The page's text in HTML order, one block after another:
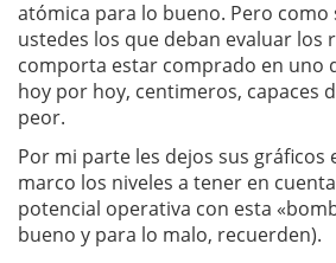
atómica para lo bueno. Pero como
ustedes los que deban evaluar los
comporta estar comprado en uno
hoy por hoy, centimeros, capaces
peor.
Por mi parte les dejos sus gráficos
marco los niveles a tener en
potencial operativa con esta
bueno y para lo malo, recuerden).